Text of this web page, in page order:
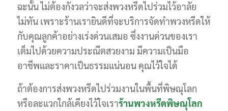
ฉะนั้น ไม่ต้องกังวลว่าจะส่งพวงหรีดไปร่วมไว้อาลัย
ไม่ทัน เพราะร้านเรายินดีที่จะบริการจัดทำพวงหรีดให้
กับคุณลูกค้าอย่างเร่งด่วนเสมอ ซึ่งงานด่วนของเรา
เต็มไปด้วยความประณีตสวยงาม มีความเป็นมือ
อาชีพและราคาเป็นธรรมแน่นอน คุณไว้ใจได้
ถ้าต้องการส่งพวงหรีดไปร่วมงานในพื้นที่พิษณุโลก
หรือละแวกใกล้เคียงไว้ใจเราร้านพวงหรีดพิษณุโลก